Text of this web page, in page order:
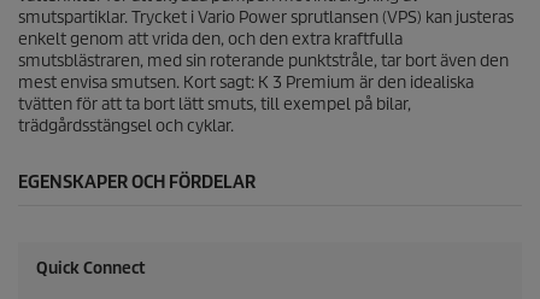
e
c
e
n
s
i
e
smutspartiklar. Trycket i Vario Power sprutlansen (VPS) kan justeras
enkelt genom att vrida den, och den extra kraftfulla
smutsblästraren, med sin roterande punktstråle, tar bort även den
mest envisa smutsen. Kort sagt: K 3 Premium är den idealiska
tvätten för att ta bort lätt smuts, till exempel på bilar,
trädgårdsstängsel och cyklar.
EGENSKAPER OCH FÖRDELAR
Quick Connect